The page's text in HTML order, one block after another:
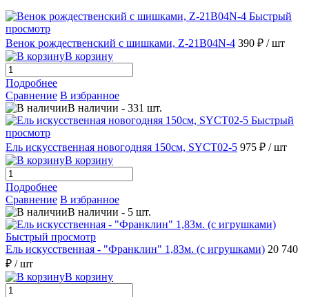
Быстрый
просмотр
Венок рождественский с шишками, Z-21B04N-4 390 ₽ / шт
В корзину
Подробнее
Сравнение В избранное
В наличии - 331 шт.
Быстрый
просмотр
Ель искусственная новогодняя 150см, SYCT02-5 975 ₽ / шт
В корзину
Подробнее
Сравнение В избранное
В наличии - 5 шт.
Быстрый просмотр
Ель искусственная - "Франклин" 1,83м. (с игрушками) 20 740
₽ / шт
В корзину